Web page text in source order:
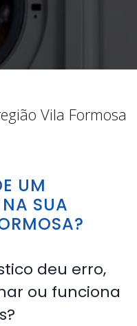
Vila Formosa
UM
SUA
deu erro,
ou funciona